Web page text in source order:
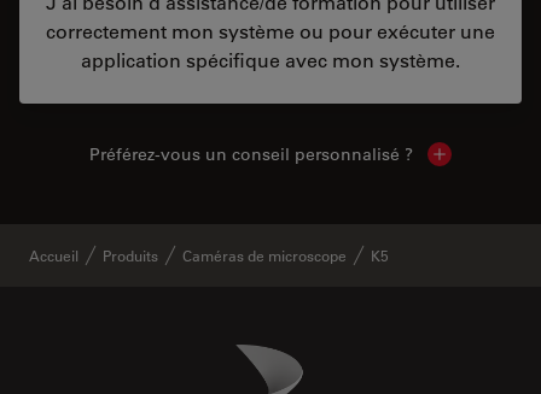
correctement mon système ou pour exécuter une
application spécifique avec mon système.
Préférez-vous un conseil personnalisé ? Show local
Accueil Produits Caméras de microscope K5
Danaher Logo